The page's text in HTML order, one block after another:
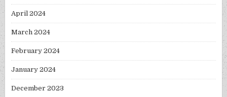
April 2024
March 2024
February 2024
January 2024
December 2023